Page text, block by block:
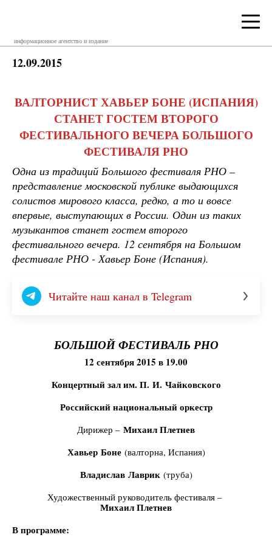
информационное агентство и издание
12.09.2015
ВАЛТОРНИСТ ХАВЬЕР БОНЕ (ИСПАНИЯ)
СТАНЕТ ГОСТЕМ ВТОРОГО
ФЕСТИВАЛЬНОГО ВЕЧЕРА БОЛЬШОГО
ФЕСТИВАЛЯ РНО
Одна из традиций Большого фестиваля РНО –
представление московской публике выдающихся
солистов мирового класса, редко, а то и вовсе
впервые, выступающих в России. Один из таких
музыкантов станет гостем второго
фестивального вечера. 12 сентября на Большом
фестивале РНО - Хавьер Боне (Испания).
Читайте наш канал в Telegram
БОЛЬШОЙ ФЕСТИВАЛЬ РНО
12 сентября 2015 в 19.00
Концертный зал им. П. И. Чайковского
Российский национальный оркестр
Дирижер – Михаил Плетнев
Хавьер Боне(валторна, Испания)
Владислав Лаврик(труба)
Художественный руководитель фестиваля –
Михаил Плетнев
В программе: